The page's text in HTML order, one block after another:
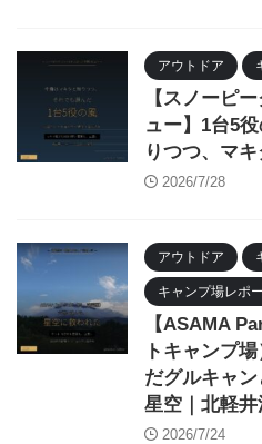
アウトドア
【スノーピ
ュー】1台5
りつつ、マ
2026/7/28
アウトドア
キャンプ場レポ
【ASAMA
トキャンプ
だグルキャ
星空｜北軽
2026/7/24